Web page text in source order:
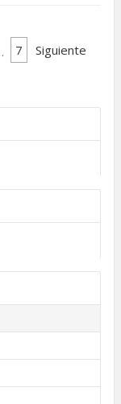
7 Siguiente